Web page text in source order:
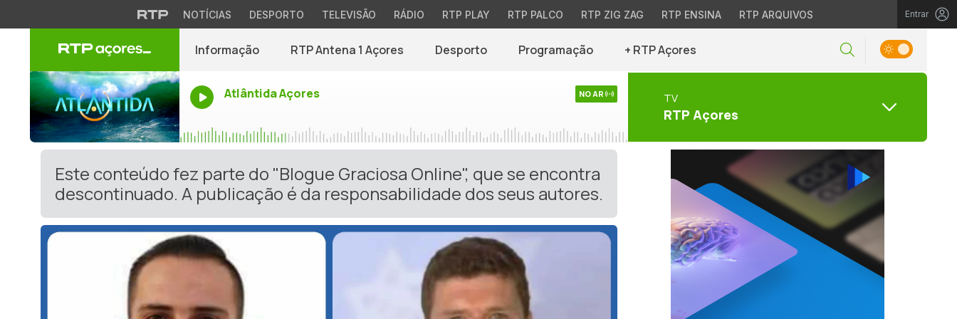
NOTÍCIAS DESPORTO TELEVISÃO RÁDIO RTP PLAY RTP PALCO RTP ZIG ZAG RTP ENSINA RTP ARQUIVOS Entrar
Informação RTP Antena 1 Açores Desporto Programação + RTP Açores
Atlântida Açores NO AR TV
RTP Açores
Este conteúdo fez parte do "Blogue Graciosa Online", que se encontra
descontinuado. A publicação é da responsabilidade dos seus autores.